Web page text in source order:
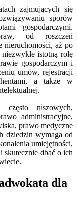
zajmujących się
sporów
gospodarczymi.
od roszczeń
nieruchomości, aż po
istotną rolę
gospodarczym i
umów, rejestracji
a także w
niszowych,
administracyjne,
prawo medyczne
dziedzin wymaga od
umiejętności,
skutecznie dbać o ich
dla